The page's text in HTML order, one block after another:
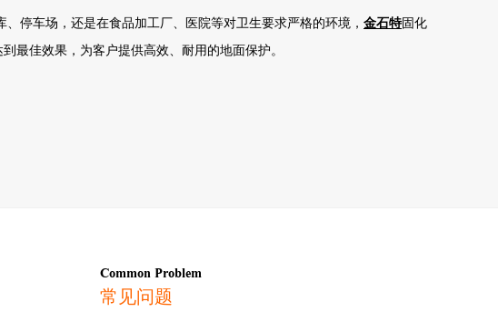
停车场，还是在食品加工厂、医院等对卫生要求严格的环境， 金石特固化
最佳效果，为客户提供高效、耐用的地面保护。
Common Problem
常见问题